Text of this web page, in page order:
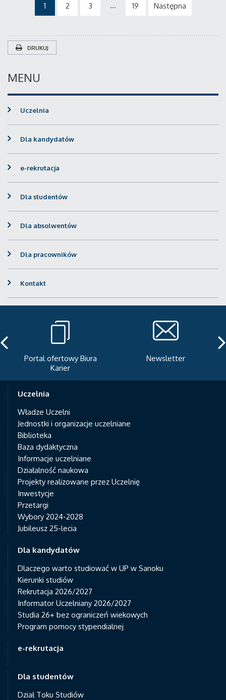
1 2 3 ... 19 Następna
DRUKUJ
MENU
Uczelnia
Dla kandydatów
e-rekrutacja
Dla studentów
Dla absolwentów
Dla pracowników
Kontakt
Portal ofertowy Biura
Karier
Newsletter
Uczelnia
Władze Uczelni
Jednostki i organizacje uczelniane
Biblioteka
Baza dydaktyczna
Informacje uczelniane
Działalność naukowa
Projekty realizowane przez Uczelnię
Inwestycje
Przetargi
Wybory 2024-2028
Jubileusz 25-lecia
Dla kandydatów
Dlaczego warto studiować w UP w Sanoku
Kierunki studiów
Rekrutacja 2026/2027
Informator Uczelniany 2026/2027
Studia 26+ bez ograniczeń wiekowych
Program pomocy stypendialnej
e-rekrutacja
Dla studentów
Dział Toku Studiów